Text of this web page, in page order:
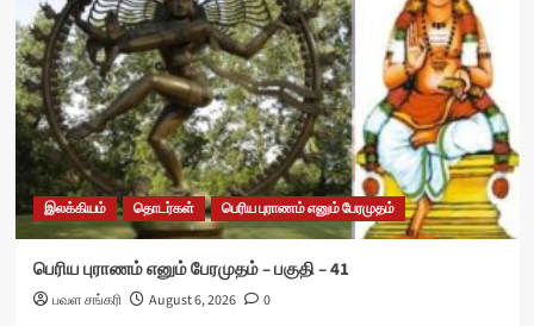
இலக்கியம் தொடர்கள் பெரிய புராணம் எனும் பேரமுதம்
பெரிய புராணம் எனும் பேரமுதம் – பகுதி – 41
பவள சங்கரி August 6, 2026 0